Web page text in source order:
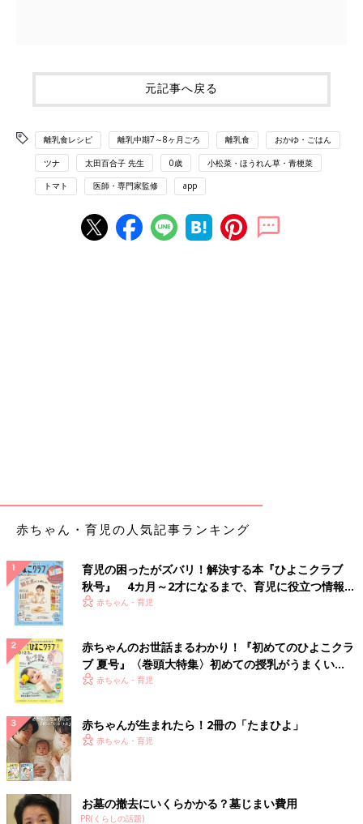
元記事へ戻る
離乳食レシピ 離乳中期7～8ヶ月ごろ 離乳食 おかゆ・ごはん
ツナ 太田百合子 先生 0歳 小松菜・ほうれん草・青梗菜
トマト 医師・専門家監修 app
赤ちゃん・育児の人気記事ランキング
育児の困ったがズバリ！解決する本『ひよこクラブ
秋号』 4カ月～2才になるまで、育児に役立つ情報が
いっぱい！
赤ちゃん・育児
赤ちゃんのお世話まるわかり！『初めてのひよこクラ
ブ 夏号』〈巻頭大特集〉初めての授乳がうまくい
く！ おっぱい・ミルクの基本と夏のトラブル 解決テ
赤ちゃん・育児
赤ちゃんが生まれたら！2冊の「たまひよ」
赤ちゃん・育児
お墓の撤去にいくらかかる？墓じまい費用
PR(くらしの話題)